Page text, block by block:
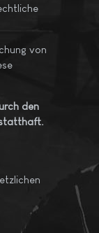
von
den
statthaft.